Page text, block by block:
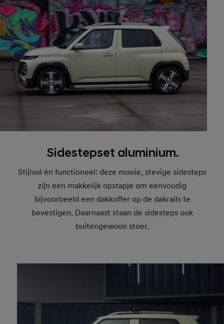
Sidestepset aluminium.
Stijlvol én functioneel: deze mooie, stevige sidesteps
zijn een makkelijk opstapje om eenvoudig
bijvoorbeeld een dakkoffer op de dakrails te
bevestigen. Daarnaast staan de sidesteps ook
buitengewoon stoer.